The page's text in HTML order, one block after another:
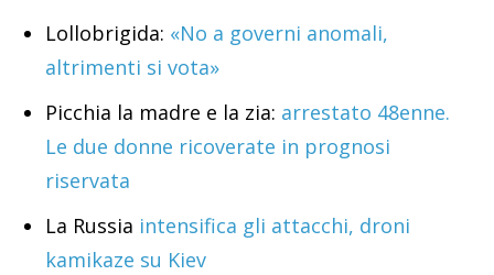
Lollobrigida: «No a governi anomali,
altrimenti si vota»
Picchia la madre e la zia: arrestato 48enne.
Le due donne ricoverate in prognosi
riservata
La Russia intensifica gli attacchi, droni
kamikaze su Kiev